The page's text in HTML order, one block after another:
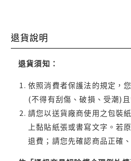
退貨說明
退貨須知：
依照消費者保護法的規定，
(不得有刮傷、破損、受潮)
請您以送貨廠商使用之包裝
上黏貼紙張或書寫文字。若
退費；請您先確認商品正確